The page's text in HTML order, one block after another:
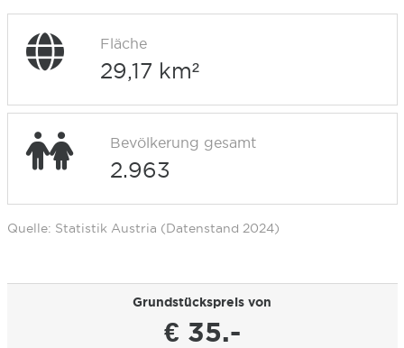
Fläche
29,17 km²
Bevölkerung gesamt
2.963
Quelle: Statistik Austria (Datenstand 2024)
Grundstückspreis von
€ 35.-